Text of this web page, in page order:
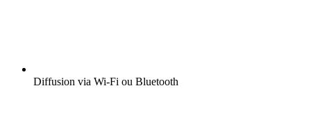
Diffusion via Wi-Fi ou Bluetooth